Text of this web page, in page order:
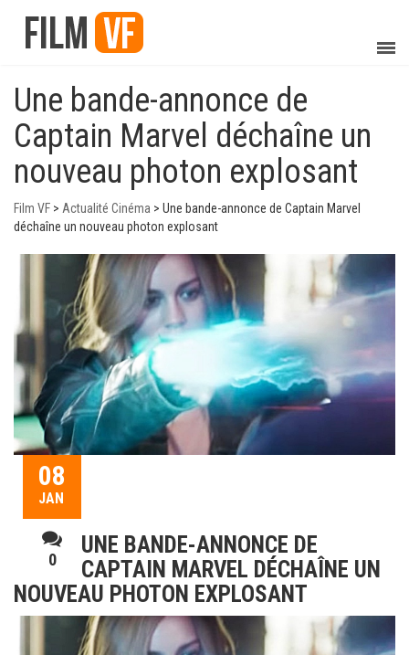
Une bande-annonce de
Captain Marvel déchaîne un
nouveau photon explosant
Film VF > Actualité Cinéma > Une bande-annonce de Captain Marvel
déchaîne un nouveau photon explosant
08
JAN
0
UNE BANDE-ANNONCE DE
CAPTAIN MARVEL DÉCHAÎNE UN
NOUVEAU PHOTON EXPLOSANT